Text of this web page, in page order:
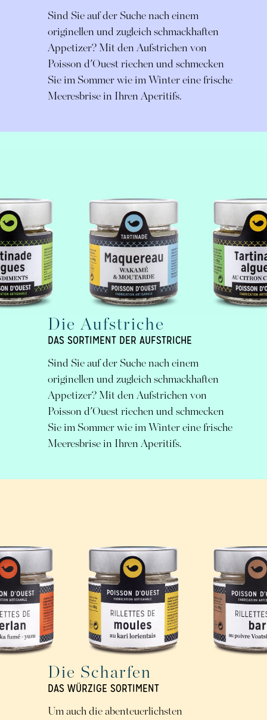
Sind Sie auf der Suche nach einem
originellen und zugleich schmackhaften
Appetizer? Mit den Aufstrichen von
Poisson d'Ouest riechen und schmecken
Sie im Sommer wie im Winter eine frische
Meeresbrise in Ihren Aperitifs.
Die Aufstriche
DAS SORTIMENT DER AUFSTRICHE
Sind Sie auf der Suche nach einem
originellen und zugleich schmackhaften
Appetizer? Mit den Aufstrichen von
Poisson d'Ouest riechen und schmecken
Sie im Sommer wie im Winter eine frische
Meeresbrise in Ihren Aperitifs.
Die Scharfen
DAS WÜRZIGE SORTIMENT
Um auch die abenteuerlichsten